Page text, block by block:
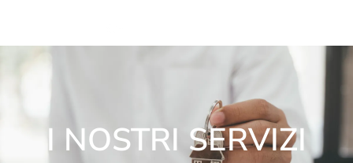
I NOSTRI SERVIZI